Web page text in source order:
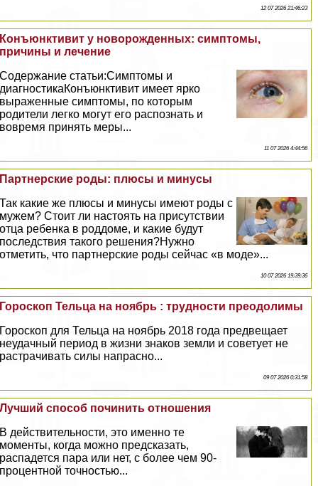
12 07 2026 21:46:23
Конъюнктивит у новорожденных: симптомы,
причины и лечение
Содержание статьи:Симптомы и
диагностикаКонъюнктивит имеет ярко
выраженные симптомы, по которым
родители легко могут его распознать и
вовремя принять меры...
11 07 2026 4:44:56
Партнерские роды: плюсы и минусы
Так какие же плюсы и минусы имеют роды с
мужем? Стоит ли настоять на присутствии
отца ребенка в роддоме, и какие будут
последствия такого решения?Нужно
отметить, что партнерские роды сейчас «в моде»...
10 07 2026 19:39:36
Гороскоп Тельца на ноябрь : трудности преодолимы
Гороскоп для Тельца на ноябрь 2018 года предвещает
неудачный период в жизни знаков земли и советует не
растрачивать силы напрасно...
09 07 2026 0:31:58
Лучший способ починить отношения
В действительности, это именно те
моменты, когда можно предсказать,
распадется пара или нет, с более чем 90-
процентной точностью...